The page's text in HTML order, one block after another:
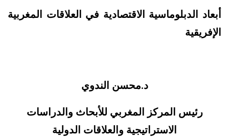
أبعاد الدبلوماسية الاقتصادية في العلاقات المغربية
الإفريقية
د.محسن الندوي
رئيس المركز المغربي للأبحاث والدراسات
الاستراتيجية والعلاقات الدولية